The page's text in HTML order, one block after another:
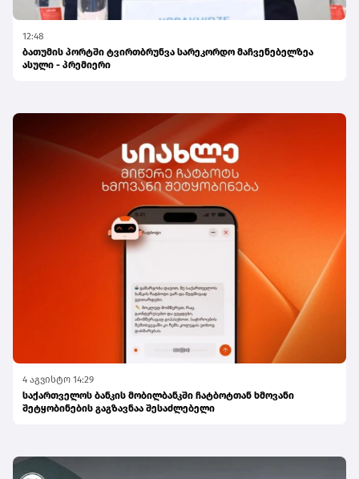
12:48
ბათუმის პორტში ტვირთბრუნვა სარეკორდო მაჩვენებელზეა
ასული - პრემიერი
4 აგვისტო 14:29
საქართველოს ბანკის მობილბანკში ჩატბოტთან ხმოვანი
შეტყობინების გაგზავნაა შესაძლებელი